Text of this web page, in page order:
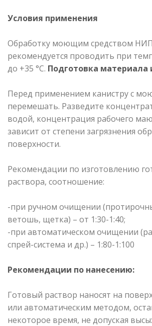
Условия применения
Обработку моющим средством
рекомендуется проводить при
до +35 °С. Подготовка материала
Перед применением канистру с
перемешать. Разведите
водой, концентрация рабочего
зависит от степени загрязнения
поверхности.
Рекомендации по изготовлению
раствора, соотношение:
-при ручном очищении
ветошь, щетка) – от 1:30-1:40;
-при автоматическом очищении
спрей-система и др.) – 1:80-1:100
Рекомендации по нанесению:
Готовый раствор наносят на
или автоматическим методом,
некоторое время, не допуская